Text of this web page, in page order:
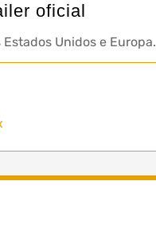
oficial
Unidos e Europa.